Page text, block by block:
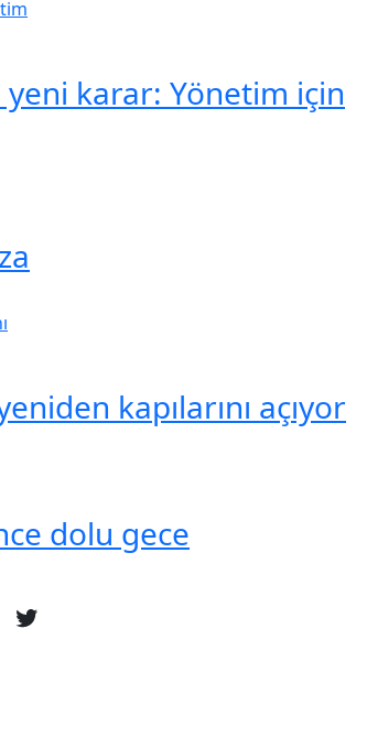
karar: Yönetim için
kapılarını açıyor
dolu gece